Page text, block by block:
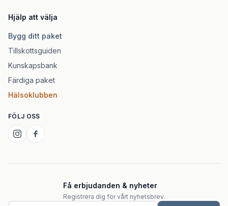
Hjälp att välja
Bygg ditt paket
Tillskottsguiden
Kunskapsbank
Färdiga paket
Hälsoklubben
FÖLJ OSS
Få erbjudanden & nyheter
Registrera dig för vårt nyhetsbrev.